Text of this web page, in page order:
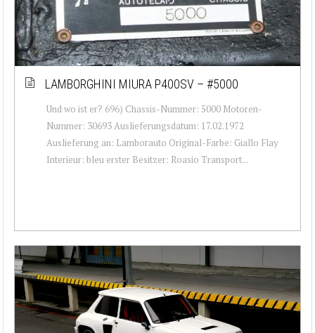
LAMBORGHINI MIURA P400SV – #5000
Und wo ist er? 696) Chassis-Nummer: 5000 Motoren-
Nummer: 30693 Auslieferungsdatum: 17.02.1972
Auslieferung an: Lamborauto Original-Farbe: Giallo Flay
Interieur: bleu erster Besitzer: Roasio Transport...